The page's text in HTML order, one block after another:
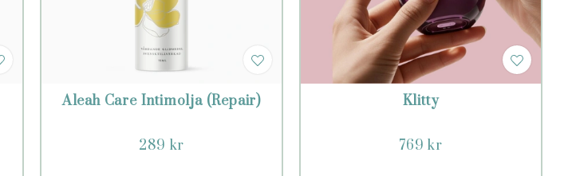
Aleah Care Intimolja (Repair)
289 kr
Klitty
769 kr